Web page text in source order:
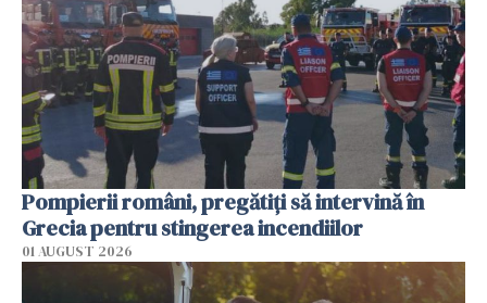
Pompierii români, pregătiţi să intervină în
Grecia pentru stingerea incendiilor
01 AUGUST 2026